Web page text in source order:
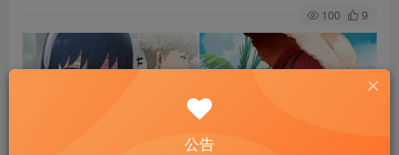
100 9
公告